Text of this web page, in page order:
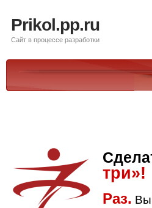
Prikol.pp.ru
Сайт в процессе разработки
три»!
Раз.